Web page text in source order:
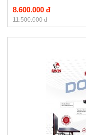
8.600.000 đ
11.500.000 đ